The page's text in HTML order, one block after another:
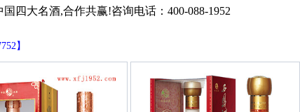
大名酒,合作共赢!咨询电话：400-088-1952
】